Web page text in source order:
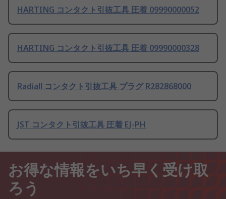
HARTING コンタクト引抜工具 圧着 09990000052
HARTING コンタクト引抜工具 圧着 09990000328
Radiall コンタクト引抜工具 プラグ R282868000
JST コンタクト引抜工具 圧着 EJ-PH
お得な情報をいち早く受け取
ろう